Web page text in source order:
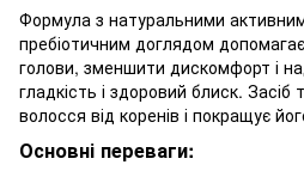
Формула з натуральними
пребіотичним доглядом
голови, зменшити дискомфорт і
гладкість і здоровий блиск.
волосся від коренів і покращує
Основні переваги: